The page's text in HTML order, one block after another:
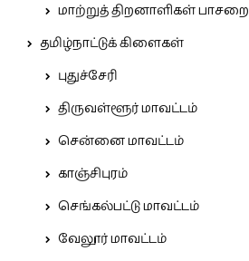
மாற்றுத் திறனாளிகள் பாசறை
தமிழ்நாட்டுக் கிளைகள்
புதுச்சேரி
திருவள்ளூர் மாவட்டம்
சென்னை மாவட்டம்
காஞ்சிபுரம்
செங்கல்பட்டு மாவட்டம்
வேலூர் மாவட்டம்